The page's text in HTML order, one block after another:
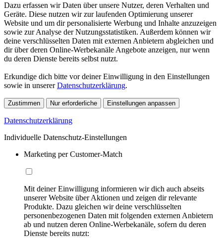
Dazu erfassen wir Daten über unsere Nutzer, deren Verhalten und
Geräte. Diese nutzen wir zur laufenden Optimierung unserer
Website und um dir personalisierte Werbung und Inhalte anzuzeigen
sowie zur Analyse der Nutzungsstatistiken. Außerdem können wir
deine verschlüsselten Daten mit externen Anbietern abgleichen und
dir über deren Online-Werbekanäle Angebote anzeigen, nur wenn
du deren Dienste bereits selbst nutzt.
Erkundige dich bitte vor deiner Einwilligung in den Einstellungen
sowie in unsererDatenschutzerklärung.
Zustimmen Nur erforderliche Einstellungen anpassen
Datenschutzerklärung
Individuelle Datenschutz-Einstellungen
Marketing per Customer-Match
Mit deiner Einwilligung informieren wir dich auch abseits
unserer Website über Aktionen und zeigen dir relevante
Produkte. Dazu gleichen wir deine verschlüsselten
personenbezogenen Daten mit folgenden externen Anbietern
ab und nutzen deren Online-Werbekanäle, sofern du deren
Dienste bereits nutzt: